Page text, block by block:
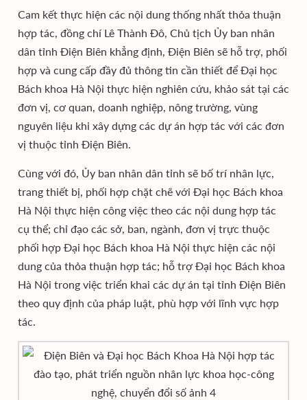
Cam kết thực hiện các nội dung thống nhất thỏa thuận
hợp tác, đồng chí Lê Thành Đô, Chủ tịch Ủy ban nhân
dân tỉnh Điện Biên khẳng định, Điện Biên sẽ hỗ trợ, phối
hợp và cung cấp đầy đủ thông tin cần thiết để Đại học
Bách khoa Hà Nội thực hiện nghiên cứu, khảo sát tại các
đơn vị, cơ quan, doanh nghiệp, nông trường, vùng
nguyên liệu khi xây dựng các dự án hợp tác với các đơn
vị thuộc tỉnh Điện Biên.
Cùng với đó, Ủy ban nhân dân tỉnh sẽ bố trí nhân lực,
trang thiết bị, phối hợp chặt chẽ với Đại học Bách khoa
Hà Nội thực hiện công việc theo các nội dung hợp tác
cụ thể; chỉ đạo các sở, ban, ngành, đơn vị trực thuộc
phối hợp Đại học Bách khoa Hà Nội thực hiện các nội
dung của thỏa thuận hợp tác; hỗ trợ Đại học Bách khoa
Hà Nội trong việc triển khai các dự án tại tỉnh Điện Biên
theo quy định của pháp luật, phù hợp với lĩnh vực hợp
tác.